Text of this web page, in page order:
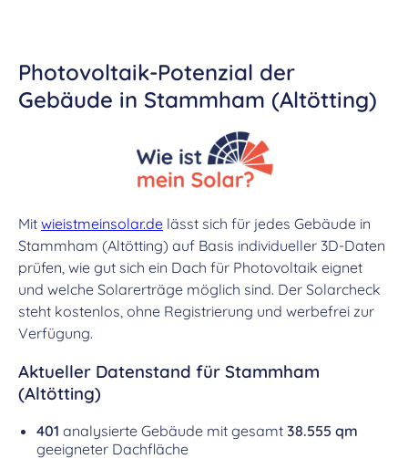
Photovoltaik-Potenzial der
Gebäude in Stammham (Altötting)
Mit wieistmeinsolar.de lässt sich für jedes Gebäude in
Stammham (Altötting) auf Basis individueller 3D-Daten
prüfen, wie gut sich ein Dach für Photovoltaik eignet
und welche Solarerträge möglich sind. Der Solarcheck
steht kostenlos, ohne Registrierung und werbefrei zur
Verfügung.
Aktueller Datenstand für Stammham
(Altötting)
401 analysierte Gebäude mit gesamt 38.555 qm
geeigneter Dachfläche